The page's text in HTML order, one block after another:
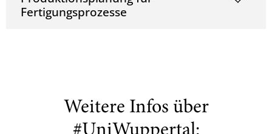
Fertigungsprozesse
Weitere Infos über